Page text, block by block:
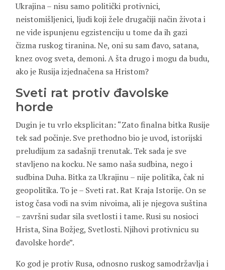
Ukrajina – nisu samo politički protivnici,
neistomišljenici, ljudi koji žele drugačiji način života i
ne vide ispunjenu egzistenciju u tome da ih gazi
čizma ruskog tiranina. Ne, oni su sam đavo, satana,
knez ovog sveta, demoni. A šta drugo i mogu da budu,
ako je Rusija izjednačena sa Hristom?
Sveti rat protiv đavolske
horde
Dugin je tu vrlo eksplicitan: “Zato finalna bitka Rusije
tek sad počinje. Sve prethodno bio je uvod, istorijski
preludijum za sadašnji trenutak. Tek sada je sve
stavljeno na kocku. Ne samo naša sudbina, nego i
sudbina Duha. Bitka za Ukrajinu – nije politika, čak ni
geopolitika. To je – Sveti rat. Rat Kraja Istorije. On se
istog časa vodi na svim nivoima, ali je njegova suština
– završni sudar sila svetlosti i tame. Rusi su nosioci
Hrista, Sina Božjeg, Svetlosti. Njihovi protivnicu su
đavolske horde”.
Ko god je protiv Rusa, odnosno ruskog samodržavlja i